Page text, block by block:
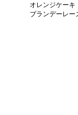
オレンジケーキ
ブランデーレーズ